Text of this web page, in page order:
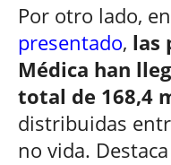
Por otro lado,
presentado, las
Médica han
total de 168,4
distribuidas
no vida.